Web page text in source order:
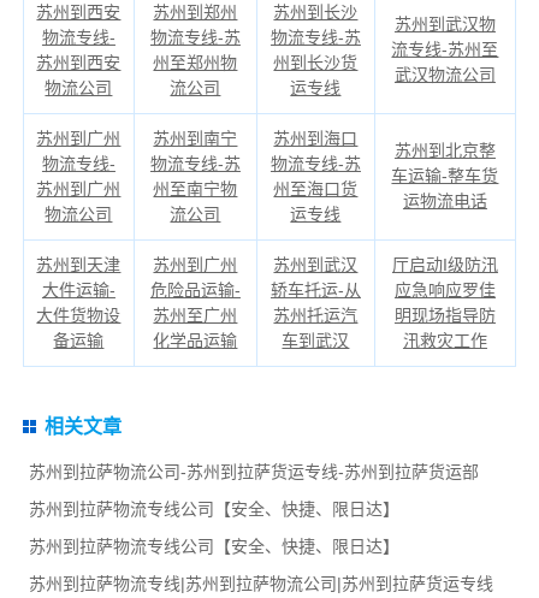
苏州到西安
物流专线-
苏州到西安
物流公司
苏州到郑州
物流专线-苏
州至郑州物
流公司
苏州到长沙
物流专线-苏
州到长沙货
运专线
苏州到武汉物
流专线-苏州至
武汉物流公司
苏州到广州
物流专线-
苏州到广州
物流公司
苏州到南宁
物流专线-苏
州至南宁物
流公司
苏州到海口
物流专线-苏
州至海口货
运专线
苏州到北京整
车运输-整车货
运物流电话
苏州到天津
大件运输-
大件货物设
备运输
苏州到广州
危险品运输-
苏州至广州
化学品运输
苏州到武汉
轿车托运-从
苏州托运汽
车到武汉
厅启动I级防汛
应急响应罗佳
明现场指导防
汛救灾工作
相关文章
苏州到拉萨物流公司-苏州到拉萨货运专线-苏州到拉萨货运部
苏州到拉萨物流专线公司【安全、快捷、限日达】
苏州到拉萨物流专线公司【安全、快捷、限日达】
苏州到拉萨物流专线|苏州到拉萨物流公司|苏州到拉萨货运专线